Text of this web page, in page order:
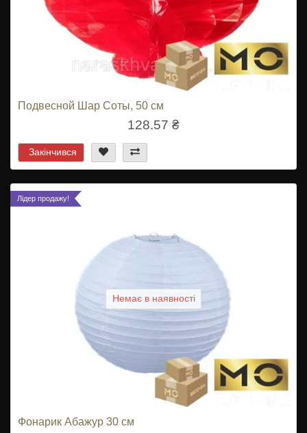
Подвесной Шар Соты, 50 см
128.57 ₴
Закінчився
Лідер продажу!
Немає в наявності
Фонарик Абажур 30 см